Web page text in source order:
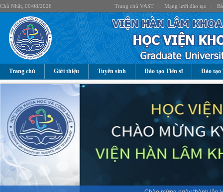
Chủ Nhật, 09/08/2026 Trang chủ VAST Mạng lưới đào tạo
Trang chủ Giới thiệu Tuyển sinh Đào tạo Tiến sĩ Đào tạo